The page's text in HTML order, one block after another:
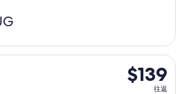
7
时
$139
往
$139
往返
日（星期二）从圣何塞前往尤金，